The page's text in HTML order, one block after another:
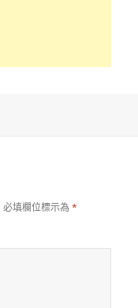
必填欄位標示為*